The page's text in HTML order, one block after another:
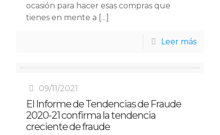
ocasión para hacer esas compras que
tienes en mente a […]
Leer más
09/11/2021
El Informe de Tendencias de Fraude
2020-21 confirma la tendencia
creciente de fraude